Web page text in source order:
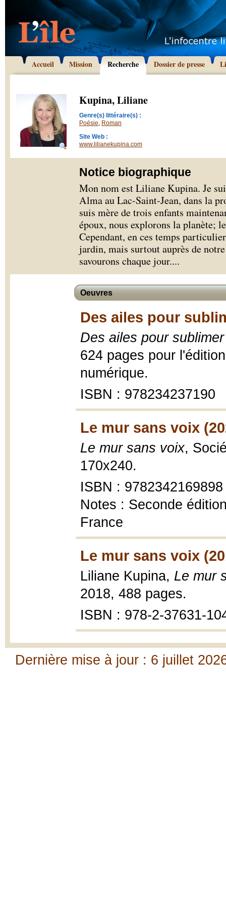
Accueil Mission Recherche Dossier de presse
Kupina, Liliane
Genre(s) littéraire(s) :
Poésie, Roman
Site Web :
www.lilianekupina.com
Notice biographique
Mon nom est Liliane Kupina. Je
Alma au Lac-Saint-Jean, dans la
suis mère de trois enfants
époux, nous explorons la planète;
Cependant, en ces temps
jardin, mais surtout auprès de
savourons chaque jour....
Oeuvres
Des ailes pour
Des ailes pour
624 pages pour
numérique.
ISBN : 978234237190
Le mur sans voix
Le mur sans voix,
170x240.
ISBN : 9782342169898
Notes : Seconde
France
Le mur sans voix
Liliane Kupina, Le mur
2018, 488 pages.
ISBN : 978-2-37631-
Dernière mise à jour : 6 juillet